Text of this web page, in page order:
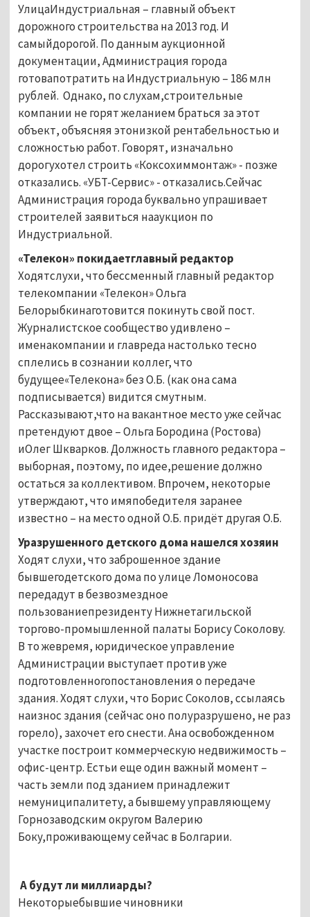
УлицаИндустриальная – главный объект
дорожного строительства на 2013 год. И
самыйдорогой. По данным аукционной
документации, Администрация города
готовапотратить на Индустриальную – 186 млн
рублей. Однако, по слухам,строительные
компании не горят желанием браться за этот
объект, объясняя этонизкой рентабельностью и
сложностью работ. Говорят, изначально
дорогухотел строить «Коксохиммонтаж» - позже
отказались. «УБТ-Сервис» - отказались.Сейчас
Администрация города буквально упрашивает
строителей заявиться нааукцион по
Индустриальной.
«Телекон» покидаетглавный редактор
Ходятслухи, что бессменный главный редактор
телекомпании «Телекон» Ольга
Белорыбкинаготовится покинуть свой пост.
Журналистское сообщество удивлено –
именакомпании и главреда настолько тесно
сплелись в сознании коллег, что
будущее«Телекона» без О.Б. (как она сама
подписывается) видится смутным.
Рассказывают,что на вакантное место уже сейчас
претендуют двое – Ольга Бородина (Ростова)
иОлег Шкварков. Должность главного редактора –
выборная, поэтому, по идее,решение должно
остаться за коллективом. Впрочем, некоторые
утверждают, что имяпобедителя заранее
известно – на место одной О.Б. придёт другая О.Б.
Уразрушенного детского дома нашелся хозяин
Ходят слухи, что заброшенное здание
бывшегодетского дома по улице Ломоносова
передадут в безвозмездное
пользованиепрезиденту Нижнетагильской
торгово-промышленной палаты Борису Соколову.
В то жевремя, юридическое управление
Администрации выступает против уже
подготовленногопостановления о передаче
здания. Ходят слухи, что Борис Соколов, ссылаясь
наизнос здания (сейчас оно полуразрушено, не раз
горело), захочет его снести. Ана освобожденном
участке построит коммерческую недвижимость –
офис-центр. Естьи еще один важный момент –
часть земли под зданием принадлежит
немуниципалитету, а бывшему управляющему
Горнозаводским округом Валерию
Боку,проживающему сейчас в Болгарии.
А будут ли миллиарды?
Некоторыебывшие чиновники